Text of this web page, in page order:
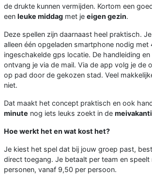
de drukte kunnen vermijden. Kortom een
een leuke middag met je eigen gezin.
Deze spellen zijn daarnaast heel praktisch.
alleen één opgeladen smartphone nodig met
ingeschakelde gps locatie. De handleiding
ontvang je via de mail. Via de app volg je de
op pad door de gekozen stad. Veel
niet.
Dat maakt het concept praktisch en ook
minute nog iets leuks zoekt in de
Hoe werkt het en wat kost het?
Je kiest het spel dat bij jouw groep past,
direct toegang. Je betaalt per team en
personen, vanaf 9,50 per persoon.